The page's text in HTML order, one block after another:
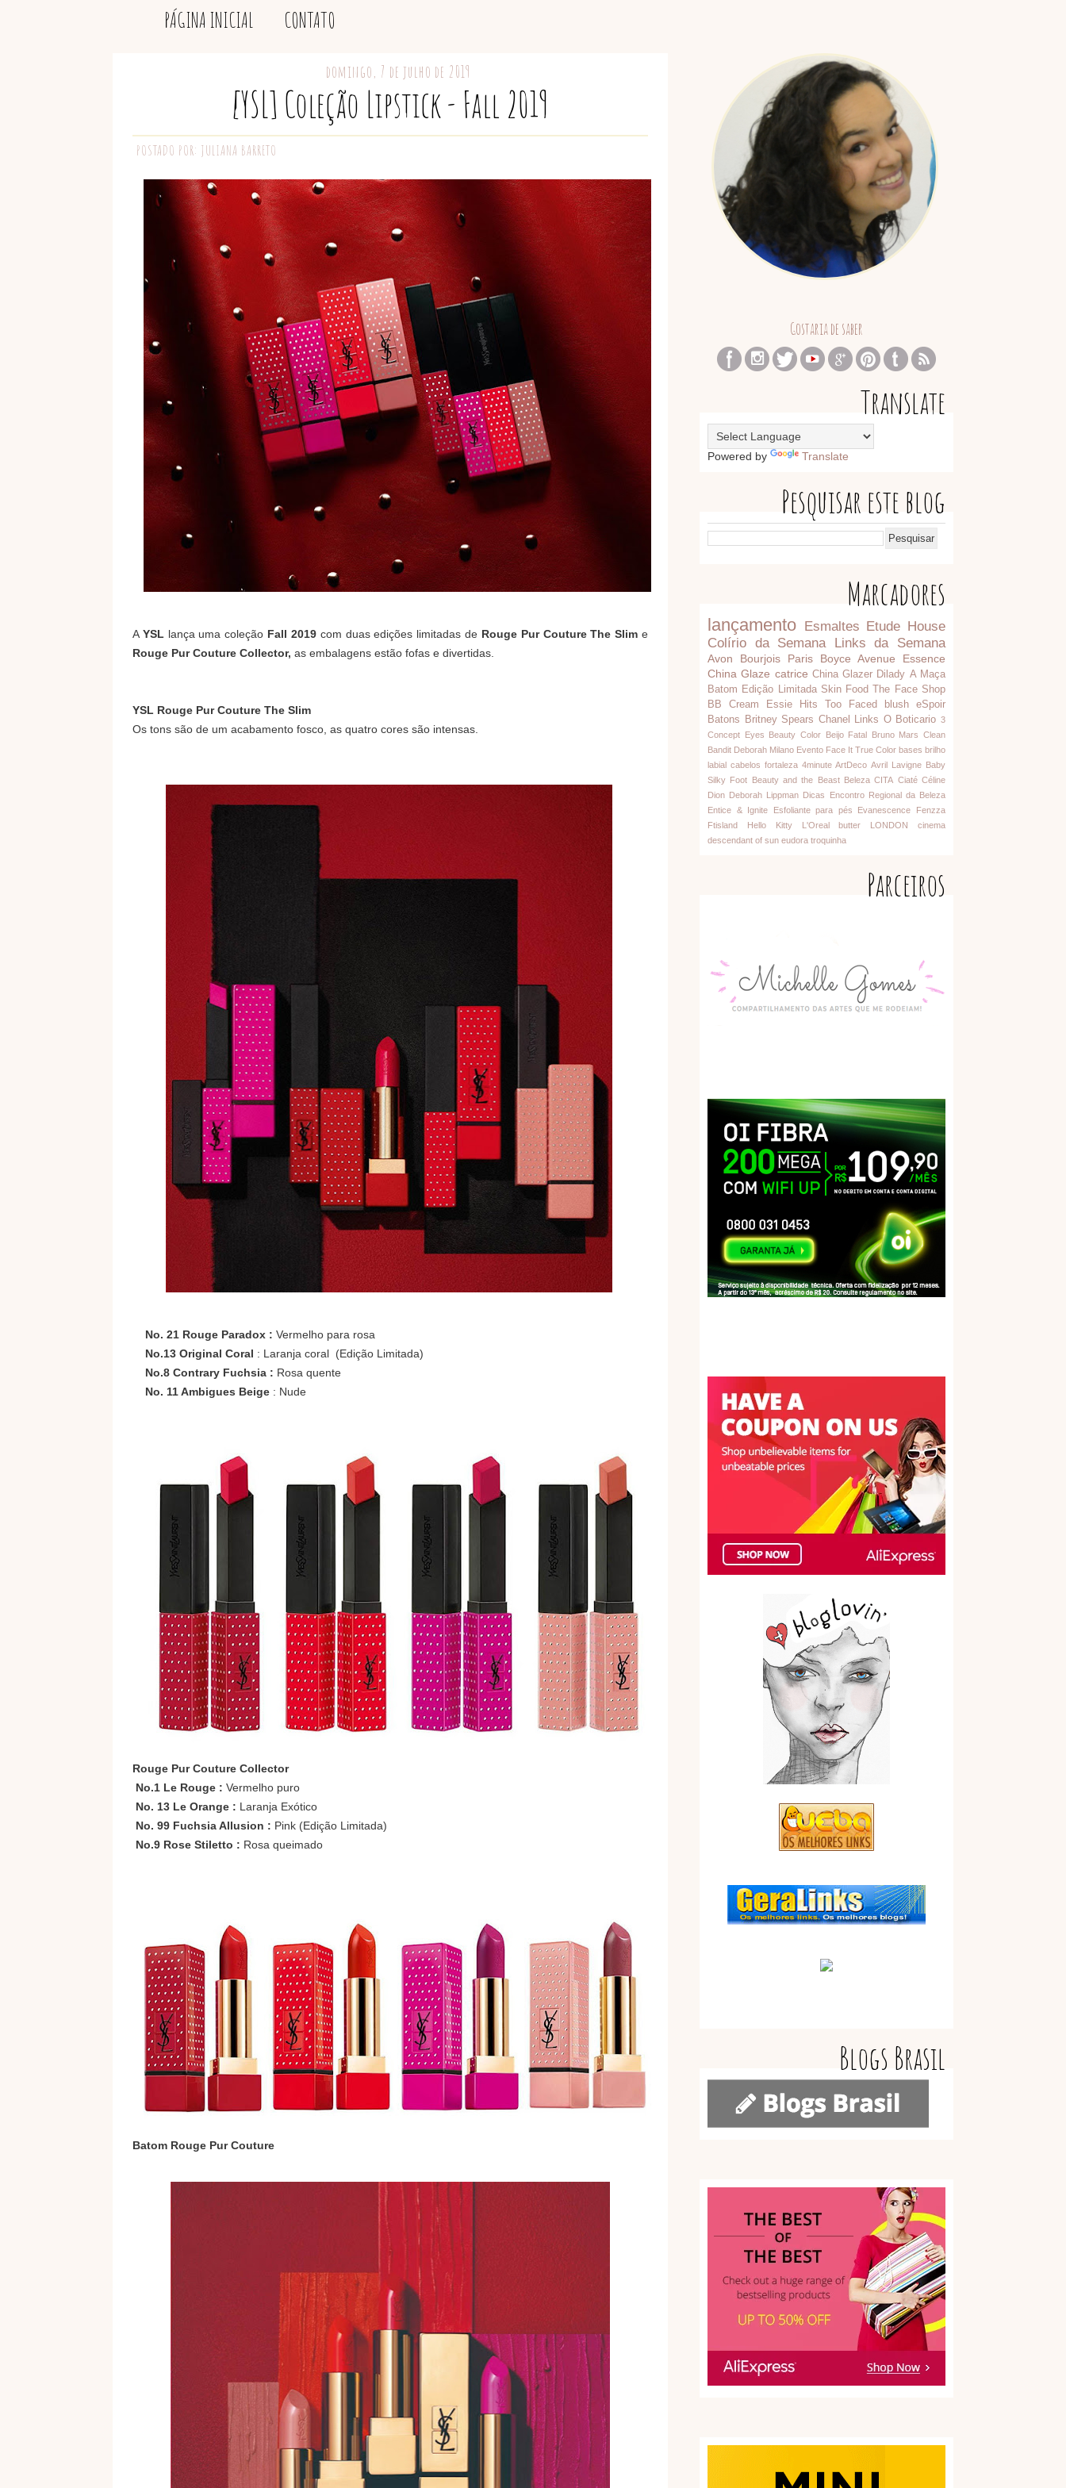
PÁGINA INICIAL CONTATO
domingo, 7 de julho de 2019
[YSL] Coleção Lipstick - Fall 2019
POSTADO POR: JULIANA BARRETO
A YSL lança uma coleção Fall 2019com duas edições limitadas de Rouge Pur Couture The Slim e
Rouge Pur Couture Collector, as embalagens estão fofas e divertidas.
YSL Rouge Pur Couture The Slim
Os tons são de um acabamento fosco, as quatro cores são intensas.
No. 21 Rouge Paradox : Vermelho para rosa
No.13 Original Coral : Laranja coral (Edição Limitada)
No.8 Contrary Fuchsia : Rosa quente
No. 11 Ambigues Beige : Nude
Rouge Pur Couture Collector
No.1 Le Rouge : Vermelho puro
No. 13 Le Orange : Laranja Exótico
No. 99 Fuchsia Allusion : Pink (Edição Limitada)
No.9 Rose Stiletto : Rosa queimado
Batom Rouge Pur Couture
Juliana
Gostaria de saber
Translate
Powered by Translate
Pesquisar este blog
Marcadores
lançamento Esmaltes Etude House
Colírio da Semana
Links da Semana
Avon Bourjois Paris Boyce Avenue
Essence
China Glaze catrice China Glazer Dilady A Maça
Batom Edição Limitada Skin Food The Face Shop
BB Cream
Essie Hits Too Faced blush
eSpoir
Batons
Britney Spears Chanel Links O Boticario 3
Concept Eyes Beauty Color Beijo Fatal Bruno Mars Clean
Bandit Deborah Milano Evento Face It True Color bases brilho
labial cabelos fortaleza 4minute ArtDeco Avril Lavigne Baby
Silky Foot Beauty and the Beast Beleza CITA Ciaté Céline
Dion Deborah Lippman Dicas
Encontro Regional da Beleza
Entice & Ignite
Esfoliante para pés Evanescence
Fenzza
Ftisland
Hello Kitty L'Oreal butter LONDON
cinema
descendant of sun eudora troquinha
Parceiros
Blogs Brasil